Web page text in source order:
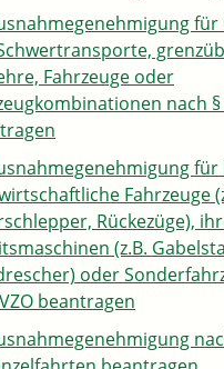
Fahrzeuge oder
nach §
Fahrzeuge
Rückezüge),
(z.B.
oder
beantragen